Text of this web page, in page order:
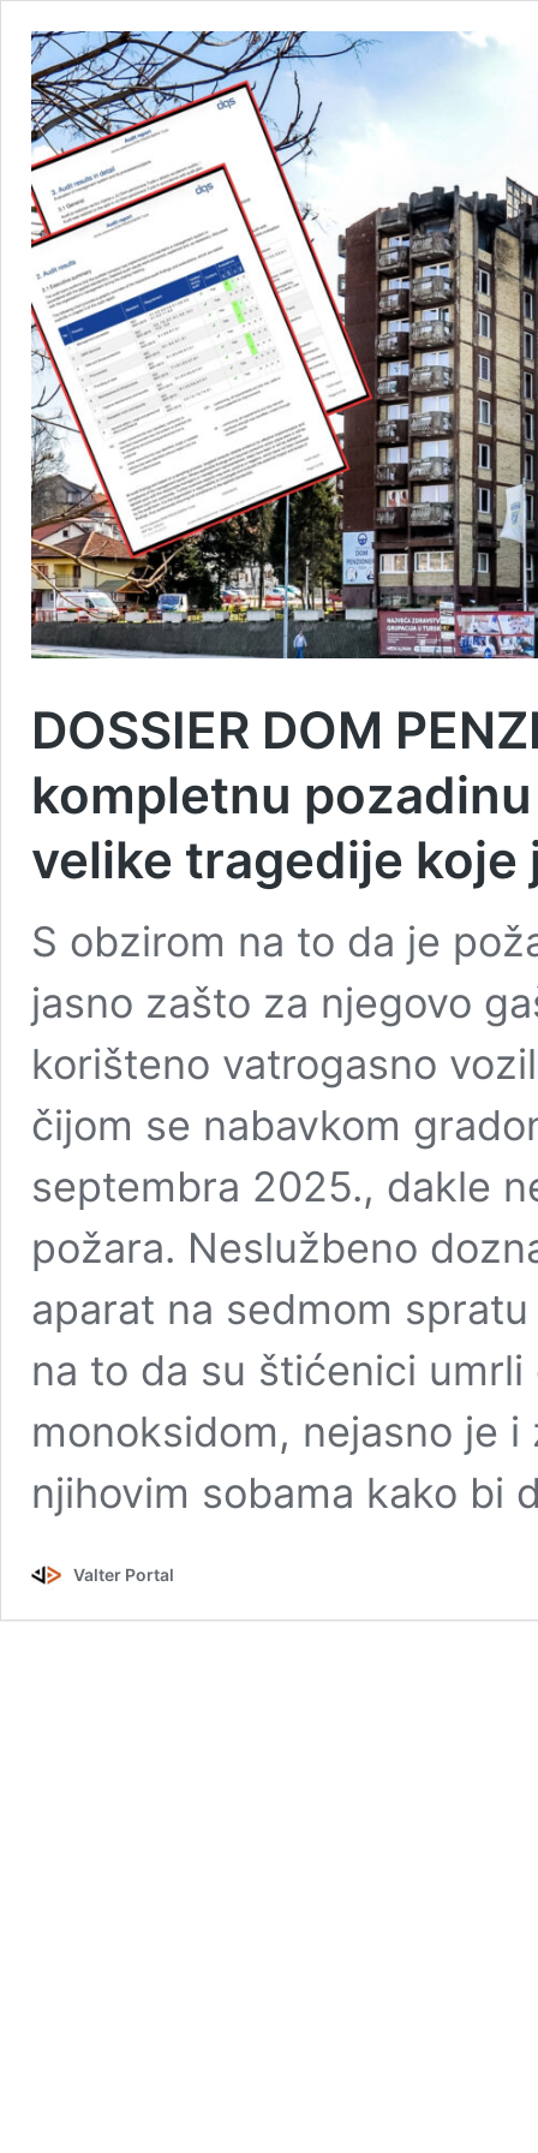
DOSSIER DOM
kompletnu
velike tragedije koje
S obzirom na to da je
jasno zašto za njegovo
korišteno vatrogasno
čijom se nabavkom
septembra 2025., dakle
požara. Neslužbeno
aparat na sedmom
na to da su štićenici
monoksidom, nejasno je
njihovim sobama kako bi
Valter Portal